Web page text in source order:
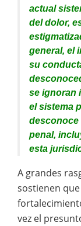
actual
del dolor,
general, el
su
se ignoran
el sistema
desconoce
penal,
esta
A grandes
sostienen
vez el